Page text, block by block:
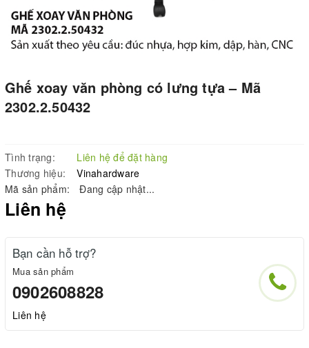
Ghế xoay văn phòng có lưng tựa – Mã
2302.2.50432
Tình trạng:
Liên hệ để đặt hàng
Thương hiệu:
Vinahardware
Mã sản phẩm:
Đang cập nhật...
Liên hệ
Bạn cần hỗ trợ?
Mua sản phẩm
0902608828
Liên hệ